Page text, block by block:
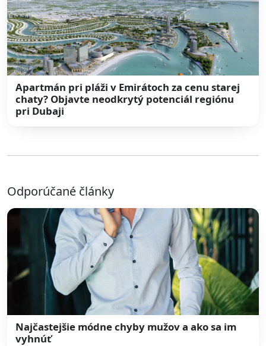
Apartmán pri pláži v Emirátoch za cenu starej
chaty? Objavte neodkrytý potenciál regiónu
pri Dubaji
Odporúčané články
Najčastejšie módne chyby mužov a ako sa im
vyhnúť